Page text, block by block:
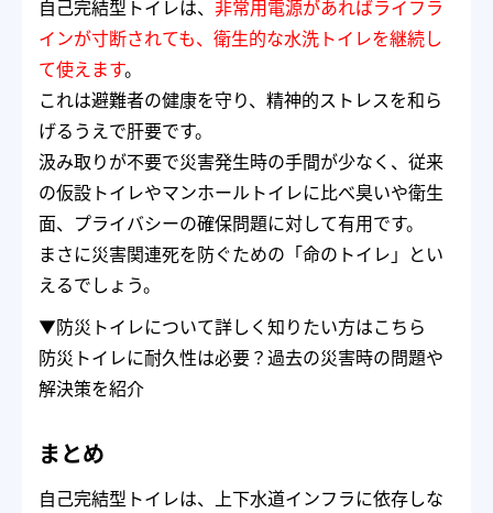
自己完結型トイレは、 非常用電源があればライフラ
インが寸断されても、衛生的な水洗トイレを継続し
て使えます。
これは避難者の健康を守り、精神的ストレスを和ら
げるうえで肝要です。
汲み取りが不要で災害発生時の手間が少なく、従来
の仮設トイレやマンホールトイレに比べ臭いや衛生
面、プライバシーの確保問題に対して有用です。
まさに災害関連死を防ぐための「命のトイレ」とい
えるでしょう。
▼防災トイレについて詳しく知りたい方はこちら
防災トイレに耐久性は必要？過去の災害時の問題や
解決策を紹介
まとめ
自己完結型トイレは、上下水道インフラに依存しな